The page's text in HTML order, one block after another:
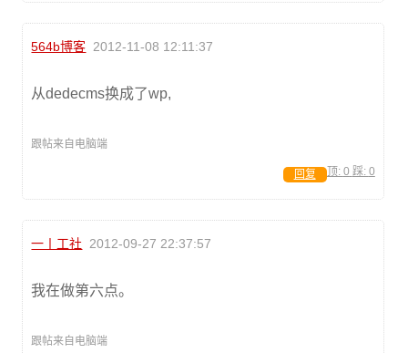
564b博客 2012-11-08 12:11:37
从dedecms换成了wp,
跟帖来自电脑端
顶: 0 踩: 0
回复
一丨工社 2012-09-27 22:37:57
我在做第六点。
跟帖来自电脑端